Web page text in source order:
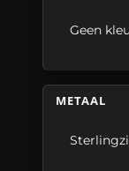
Geen
METAAL